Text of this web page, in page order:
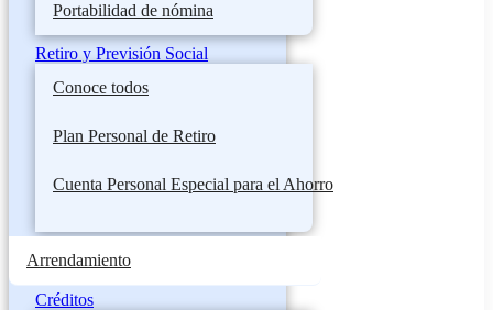
Portabilidad de nómina
Retiro y Previsión Social
Conoce todos
Plan Personal de Retiro
Cuenta Personal Especial para el Ahorro
Arrendamiento
Créditos